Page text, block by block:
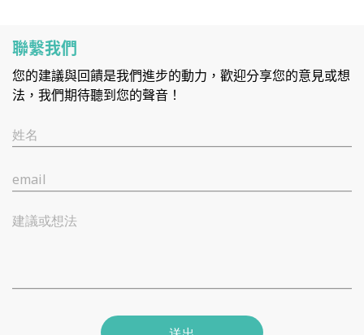
聯繫我們
您的建議與回饋是我們進步的動力，歡迎分享您的意見或想
法，我們期待聽到您的聲音！
姓名
email
建議或想法